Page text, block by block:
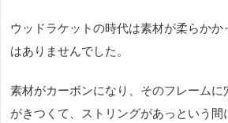
ウッドラケットの時代は素材が柔らかか
はありませんでした。
素材がカーボンになり、そのフレームに
がきつくて、ストリングがあっという間